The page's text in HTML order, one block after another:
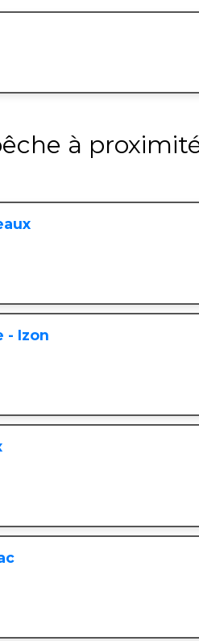
à
- Izon